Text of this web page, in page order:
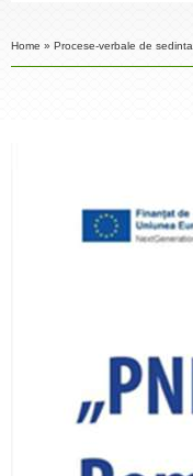
Home » Procese-verbale de sedinta